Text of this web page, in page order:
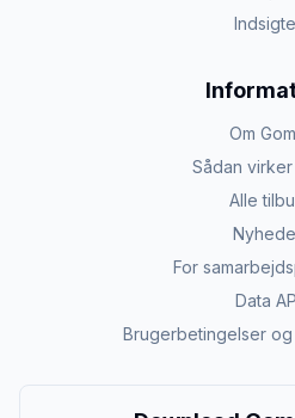
Om
Sådan virker
Alle
For
Data
Brugerbetingelser